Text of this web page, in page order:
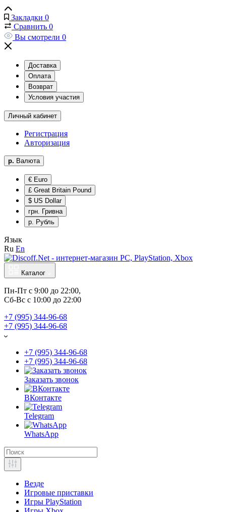
Закладки 0
Сравнить 0
Вы смотрели 0
Доставка
Оплата
Возврат
Условия участия
Личный кабинет
Регистрация
Авторизация
р. Валюта
€ Euro
£ Great Britain Pound
$ US Dollar
грн. Гривна
р. Рубль
Язык
Ru En
Каталог
Пн-Пт с 9:00 до 22:00,
Сб-Вс с 10:00 до 22:00
+7 (995) 344-96-68
+7 (995) 344-96-68
+7 (995) 344-96-68
+7 (995) 344-96-68
Заказать звонок
ВКонтакте
Telegram
WhatsApp
Везде
Игровые приставки
Игры PlayStation